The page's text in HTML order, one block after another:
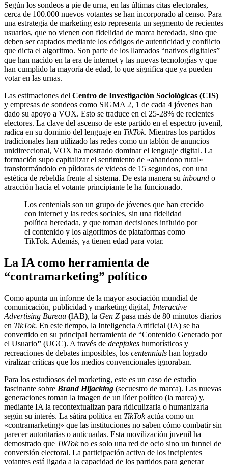
Según los sondeos a pie de urna, en las últimas citas electorales,
cerca de 100.000 nuevos votantes se han incorporado al censo. Para
una estrategia de marketing esto representa un segmento de recientes
usuarios, que no vienen con fidelidad de marca heredada, sino que
deben ser captados mediante los códigos de autenticidad y conflicto
que dicta el algoritmo. Son parte de los llamados “nativos digitales”
que han nacido en la era de internet y las nuevas tecnologías y que
han cumplido la mayoría de edad, lo que significa que ya pueden
votar en las urnas.
Las estimaciones del Centro de Investigación Sociológicas (CIS)
y empresas de sondeos como SIGMA 2, 1 de cada 4 jóvenes han
dado su apoyo a VOX. Esto se traduce en el 25-28% de recientes
electores. La clave del ascenso de este partido en el espectro juvenil,
radica en su dominio del lenguaje en TikTok. Mientras los partidos
tradicionales han utilizado las redes como un tablón de anuncios
unidireccional, VOX ha mostrado dominar el lenguaje digital. La
formación supo capitalizar el sentimiento de «abandono rural»
transformándolo en píldoras de videos de 15 segundos, con una
estética de rebeldía frente al sistema. De esta manera su inbound o
atracción hacía el votante principiante le ha funcionado.
Los centenials son un grupo de jóvenes que han crecido
con internet y las redes sociales, sin una fidelidad
política heredada, y que toman decisiones influido por
el contenido y los algoritmos de plataformas como
TikTok. Además, ya tienen edad para votar.
La IA como herramienta de
“contramarketing” político
Como apunta un informe de la mayor asociación mundial de
comunicación, publicidad y marketing digital, Interactive
Advertising Bureau (IAB), la Gen Z pasa más de 80 minutos diarios
en TikTok. En este tiempo, la Inteligencia Artificial (IA) se ha
convertido en su principal herramienta de “Contenido Generado por
el Usuario” (UGC). A través de deepfakes humorísticos y
recreaciones de debates imposibles, los centennials han logrado
viralizar críticas que los medios convencionales ignoraban.
Para los estudiosos del marketing, este es un caso de estudio
fascinante sobre Brand Hijacking (secuestro de marca). Las nuevas
generaciones toman la imagen de un líder político (la marca) y,
mediante IA la recontextualizan para ridiculizarla o humanizarla
según su interés. La sátira política en TikTokactúa como un
«contramarketing» que las instituciones no saben cómo combatir sin
parecer autoritarias o anticuadas. Esta movilización juvenil ha
demostrado que TikTokno es solo una red de ocio sino un funnel de
conversión electoral. La participación activa de los incipientes
votantes está ligada a la capacidad de los partidos para generar